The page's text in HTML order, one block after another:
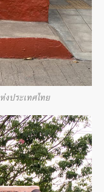
ประเทศไทย